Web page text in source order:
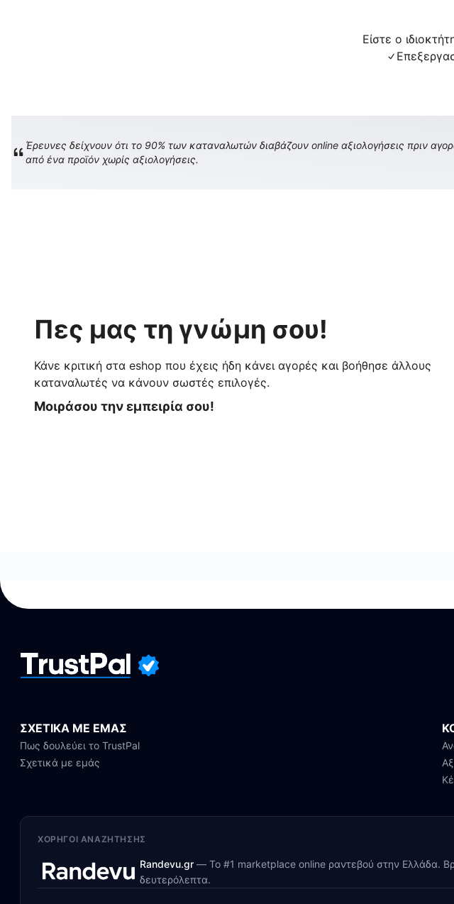
Είστε ο
Έρευνες δείχνουν ότι το 90% των καταναλωτών διαβάζουν online αξιολογήσεις πριν
από ένα προϊόν χωρίς αξιολογήσεις.
Πες μας τη γνώμη σου!
Κάνε κριτική στα eshop που έχεις ήδη κάνει αγορές και βοήθησε άλλους
καταναλωτές να κάνουν σωστές επιλογές.
Μοιράσου την εμπειρία σου!
ΣΧΕΤΙΚΑ ΜΕ ΕΜΑΣ
Πως δουλεύει το TrustPal
Σχετικά με εμάς
ΧΟΡΗΓΟΊ ΑΝΑΖΉΤΗΣΗΣ
Randevu.gr — Το #1 marketplace online ραντεβού στην Ελλάδα.
δευτερόλεπτα.